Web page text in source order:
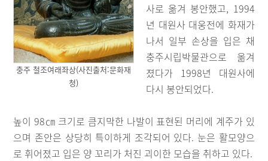
충주 철조여래좌상(사진출처:문화재
청)
사로 옮겨 봉안했고, 1994
년 대원사 대웅전에 화재가
나서 일부 손상을 입은 채
충주시립박물관으로 옮겨
졌다가 1998년 대원사에
다시 봉안되었다.
높이 98㎝ 크기로 큼지막한 나발이 표현된 머리에 계주가 있
으며 존안은 상당히 특이하게 조각되어 있다. 눈은 활모양으
로 휘어졌고 입은 양 꼬리가 처진 괴이한 모습을 취하고 있다.